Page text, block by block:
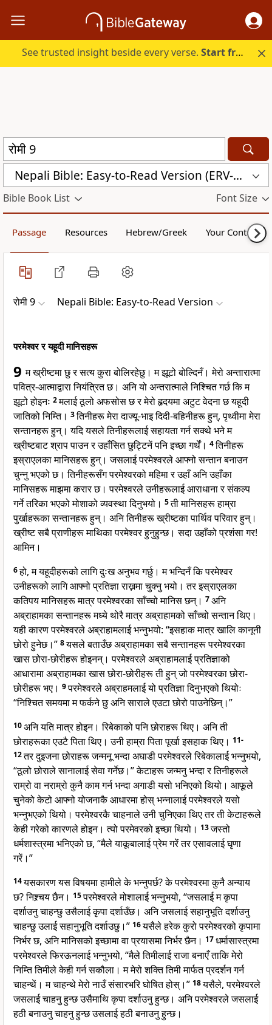
See trusted insight beside every verse.Start free.
Nepali Bible: Easy-to-Read Version (ERV-NE)
Bible Book List Font Size
Passage Resources Hebrew/Greek Your Content
रोमी 9 Nepali Bible: Easy-to-Read Version
परमेश्वर र यहूदी मानिसहरू
9म ख्रीष्टमा छु र सत्य कुरा बोलिरहेछु। म झूटो बोल्दिनँ। मेरो अन्तारात्मा
पवित्र-आत्माद्वारा नियंत्रित छ। अनि यो अन्तरात्माले निश्चित गर्छ कि म
झूटो होइनः 2मलाई ठूलो अफसोस छ र मेरो हृदयमा अटुट वेदना छ यहूदी
जातिको निम्ति। 3तिनीहरू मेरा दाज्यू-भाइ दिदी-बहिनीहरू हुन्, पृथ्वीमा मेरा
सन्तानहरू हुन्। यदि यसले तिनीहरूलाई सहायता गर्न सक्थे भने म
ख्रीष्टबाट श्राप पाउन र उहाँसित छुट्टिनें पनि इच्छा गर्थें। 4तिनीहरू
इस्राएलका मानिसहरू हुन्। जसलाई परमेश्वरले आफ्नो सन्तान बनाउन
चुन्नु भएको छ। तिनीहरूसँग परमेश्वरको महिमा र उहाँ अनि उहाँका
मानिसहरू माझमा करार छ। परमेश्वरले उनीहरूलाई आराधाना र संकल्प
गर्ने तरिका भएको मोशाको व्यवस्था दिनुभयो। 5ती मानिसहरू हाम्रा
पुर्खाहरूका सन्तानहरू हुन्। अनि तिनीहरू ख्रीष्टका पार्थिव परिवार हुन्।
ख्रीष्ट सबै प्राणीहरू माथिका परमेश्वर हुनुहुन्छ। सदा उहाँको प्रशंसा गर!
आमिन।
6हो, म यहूदीहरूको लागि दुःख अनुभव गर्छु। म भन्दिनँ कि परमेश्वर
उनीहरूको लागि आफ्नो प्रतिज्ञा राख्नमा चुक्नु भयो। तर इस्राएलका
कतिपय मानिसहरू मात्र परमेश्वरका साँच्चो मानिस छन्। 7अनि
अब्राहामका सन्तानहरू मध्ये थोरै मात्र अब्राहामको साँच्चो सन्तान थिए।
यही कारण परमेश्वरले अब्राहामलाई भन्नुभयो: “इसहाक मात्र खालि कानूनी
छोरो हुनेछ।” 8यसले बताउँछ अब्राहामका सबै सन्तानहरू परमेश्वरका
खास छोरा-छोरीहरू होइनन्। परमेश्वरले अब्राहामलाई प्रतिज्ञाको
आधारामा अब्राहामका खास छोरा-छोरीहरू ती हुन् जो परमेश्वरका छोरा-
छोरीहरू भए। 9परमेश्वरले अब्राहमलाई यो प्रतिज्ञा दिनुभएको थियोः
“निश्चित समयमा म फर्कने छु अनि साराले एउटा छोरो पाउनेछिन्।”
10अनि यति मात्र होइन। रिबेकाको पनि छोराहरू थिए। अनि ती
छोराहरूका एउटै पिता थिए। उनी हाम्रा पिता पूर्खा इसहाक थिए। 11-
12तर दुइजना छोराहरू जन्मनू भन्दा अघाडी परमेश्वरले रिबेकालाई भन्नुभयो,
“ठूलो छोराले सानालाई सेवा गर्नेछ।”केटाहरू जन्मनु भन्दा र तिनीहरूले
राम्रो वा नराम्रो कुनै काम गर्न भन्दा अगाडी यसो भनिएको थियो। आफूले
चुनेको केटो आफ्नो योजनाकै आधारमा होस् भन्नालाई परमेश्वरले यसो
भन्नुभएको थियो। परमेश्वरकै चाहनाले उनी चुनिएका थिए तर ती केटाहरूले
केही गरेको कारणले होइन। त्यो परमेवरको इच्छा थियो। 13जस्तो
धर्मशास्त्रमा भनिएको छ, “मैले याकूबालाई प्रेम गरें तर एसावलाई घृणा
गरें।”
14यसकारण यस विषयमा हामीले के भन्नुपर्छ? के परमेश्वरमा कुनै अन्याय
छ? निश्र्चय छैन। 15परमेश्वरले मोशालाई भन्नुभयो, “जसलाई म कृपा
दर्शाउनु चाहन्छु उसैलाई कृपा दर्शाउँछ। अनि जसलाई सहानुभूति दर्शाउनु
चाहन्छु उलाई सहानुभूति दर्शाउछु।” 16यसैले हरेक कुरो परमेश्वरको कृपामा
निर्भर छ, अनि मानिसको इच्छामा वा प्रयासमा निर्भर छैन। 17धर्मासास्त्रमा
परमेश्वरले फिरऊनलाई भन्नुभयो, “मैले तिमीलाई राजा बनाएँ ताकि मेरो
निम्ति तिमीले केही गर्न सकौला। म मेरो शक्ति तिमी मार्फत प्रदर्शन गर्न
चाहन्थें। म चाहन्थे मेरो नाउँ संसारभरि घोषित होस्।” 18यसैले, परमेश्वरले
जसलाई चाहनु हुन्छ उसैमाथि कृपा दर्शाउनु हुन्छ। अनि परमेश्वरले जसलाई
हठी बनाउनु चाहनु हुन्छ उसलाई हठी बनाउनु हुन्छ।